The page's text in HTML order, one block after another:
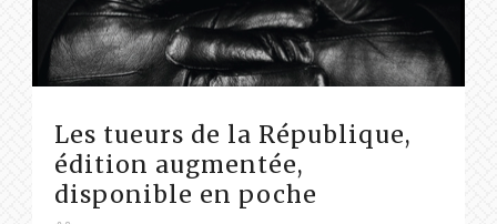
Les tueurs de la République,
édition augmentée,
disponible en poche